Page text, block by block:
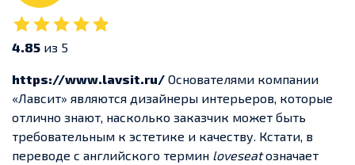
4.85 из 5
https://www.lavsit.ru/ Основателями компании
«Лавсит» являются дизайнеры интерьеров, которые
отлично знают, насколько заказчик может быть
требовательным к эстетике и качеству. Кстати, в
переводе с английского термин loveseatозначает